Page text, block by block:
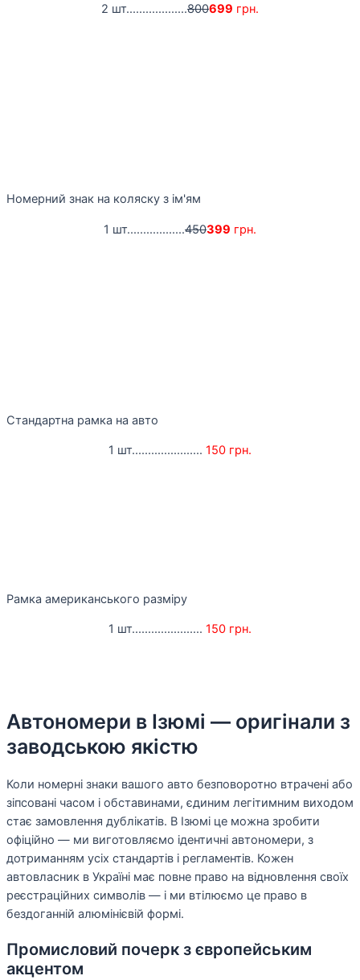
2 шт...................800699 грн.
Номерний знак на коляску з ім'ям
1 шт..................450399 грн.
Стандартна рамка на авто
1 шт...................... 150 грн.
Рамка американського разміру
1 шт...................... 150 грн.
Автономери в Ізюмі — оригінали з
заводською якістю
Коли номерні знаки вашого авто безповоротно втрачені або
зіпсовані часом і обставинами, єдиним легітимним виходом
стає замовлення дублікатів. В Ізюмі це можна зробити
офіційно — ми виготовляємо ідентичні автономери, з
дотриманням усіх стандартів і регламентів. Кожен
автовласник в Україні має повне право на відновлення своїх
реєстраційних символів — і ми втілюємо це право в
бездоганній алюмінієвій формі.
Промисловий почерк з європейським
акцентом